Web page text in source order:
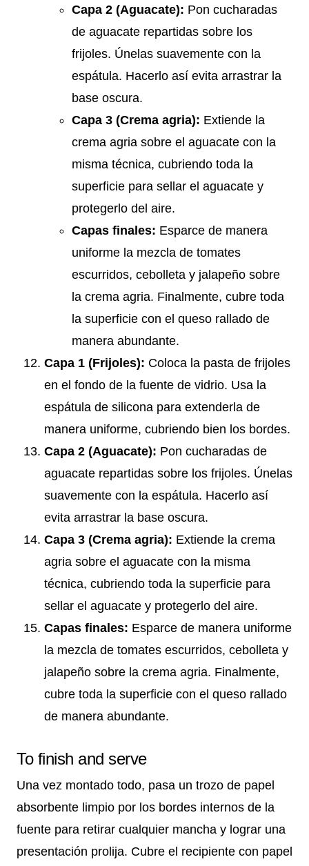
Capa 2 (Aguacate): Pon cucharadas
de aguacate repartidas sobre los
frijoles. Únelas suavemente con la
espátula. Hacerlo así evita arrastrar la
base oscura.
Capa 3 (Crema agria): Extiende la
crema agria sobre el aguacate con la
misma técnica, cubriendo toda la
superficie para sellar el aguacate y
protegerlo del aire.
Capas finales: Esparce de manera
uniforme la mezcla de tomates
escurridos, cebolleta y jalapeño sobre
la crema agria. Finalmente, cubre toda
la superficie con el queso rallado de
manera abundante.
Capa 1 (Frijoles): Coloca la pasta de frijoles
en el fondo de la fuente de vidrio. Usa la
espátula de silicona para extenderla de
manera uniforme, cubriendo bien los bordes.
Capa 2 (Aguacate): Pon cucharadas de
aguacate repartidas sobre los frijoles. Únelas
suavemente con la espátula. Hacerlo así
evita arrastrar la base oscura.
Capa 3 (Crema agria): Extiende la crema
agria sobre el aguacate con la misma
técnica, cubriendo toda la superficie para
sellar el aguacate y protegerlo del aire.
Capas finales: Esparce de manera uniforme
la mezcla de tomates escurridos, cebolleta y
jalapeño sobre la crema agria. Finalmente,
cubre toda la superficie con el queso rallado
de manera abundante.
To finish and serve
Una vez montado todo, pasa un trozo de papel
absorbente limpio por los bordes internos de la
fuente para retirar cualquier mancha y lograr una
presentación prolija. Cubre el recipiente con papel